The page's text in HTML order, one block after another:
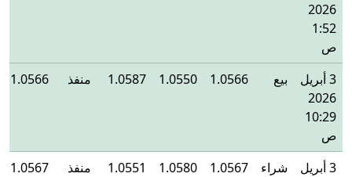
2026
1:52
ص
3 أبريل
2026
10:29
ص
بيع 1.0566
1.0550
1.0587 منفذ 1.0566
3 أبريل
شراء 1.0567
1.0580
1.0551 منفذ 1.0567